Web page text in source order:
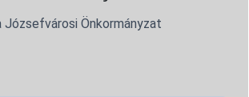
Önkormányzat